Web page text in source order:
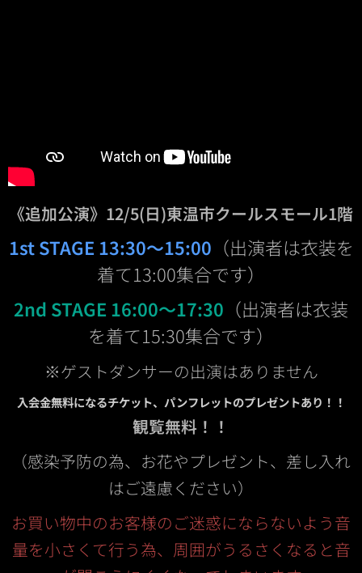
《追加公演》12/5(日)東温市クールスモール1階
1st STAGE 13:30〜15:00 （出演者は衣装を
着て13:00集合です）
2nd STAGE 16:00〜17:30 （出演者は衣装
を着て15:30集合です）
※ゲストダンサーの出演はありません
入会金無料になるチケット、パンフレットのプレゼントあり！！
観覧無料！！
（感染予防の為、お花やプレゼント、差し入れ
はご遠慮ください）
お買い物中のお客様のご迷惑にならないよう音
量を小さくて行う為、周囲がうるさくなると音